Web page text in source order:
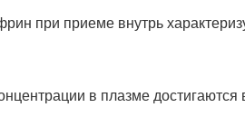
при приеме внутрь
в плазме